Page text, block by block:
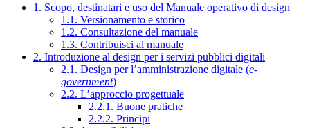
1. Scopo, destinatari e uso del Manuale operativo di design
1.1. Versionamento e storico
1.2. Consultazione del manuale
1.3. Contribuisci al manuale
2. Introduzione al design per i servizi pubblici digitali
2.1. Design per l’amministrazione digitale (e-
government)
2.2. L’approccio progettuale
2.2.1. Buone pratiche
2.2.2. Principi